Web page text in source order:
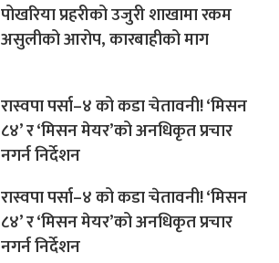
पोखरिया प्रहरीको उजुरी शाखामा रकम
असुलीको आरोप, कारबाहीको माग
रास्वपा पर्सा–४ को कडा चेतावनी! ‘मिसन
८४’ र ‘मिसन मेयर’को अनधिकृत प्रचार
नगर्न निर्देशन
रास्वपा पर्सा–४ को कडा चेतावनी! ‘मिसन
८४’ र ‘मिसन मेयर’को अनधिकृत प्रचार
नगर्न निर्देशन